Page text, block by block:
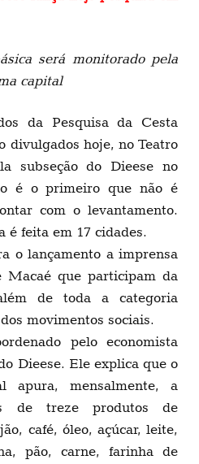
será monitorado pela
capital
da Pesquisa da Cesta
divulgados hoje, no Teatro
subseção do Dieese no
é o primeiro que não é
com o levantamento.
é feita em 17 cidades.
o lançamento a imprensa
Macaé que participam da
de toda a categoria
movimentos sociais.
pelo economista
Dieese. Ele explica que o
apura, mensalmente, a
de treze produtos de
café, óleo, açúcar, leite,
pão, carne, farinha de